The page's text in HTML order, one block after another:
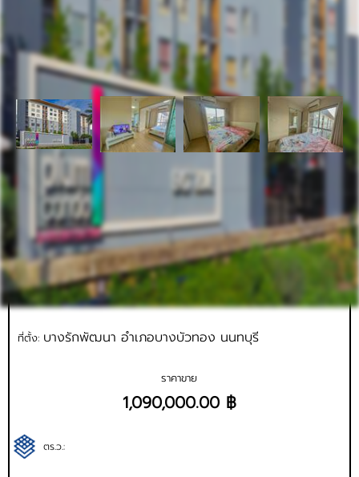
รหัสทรัพย์BHL450
อัพเดท3/11/2026 2:54 PM
พลัม คอนโด บางใหญ่ สเตชั่น
ที่ตั้ง: บางรักพัฒนา อำเภอบางบัวทอง นนทบุรี
ราคาขาย
1,090,000.00 ฿
ตร.ว.: